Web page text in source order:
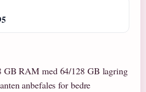
GB RAM med 64/128 GB lagring
anbefales for bedre